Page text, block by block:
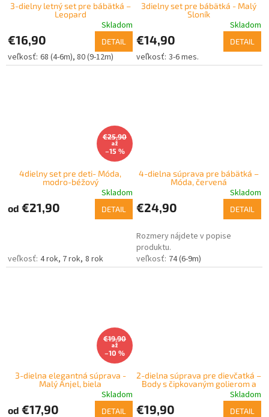
3-dielny letný set pre bábätká –
Leopard
Skladom
€16,90 DETAIL
68 (4-6m) 80 (9-12m)
3dielny set pre bábätká - Malý
Sloník
Skladom
€14,90 DETAIL
3-6 mes.
€25,90
až
–15 %
4dielny set pre deti- Móda,
modro-béžový
Skladom
od €21,90 DETAIL
4 rok 7 rok 8 rok
4-dielna súprava pre bábätká –
Móda, červená
Skladom
€24,90 DETAIL
Rozmery nájdete v popise
produktu.
74 (6-9m)
€19,90
až
–10 %
3-dielna elegantná súprava -
Malý Anjel, biela
Skladom
od €17,90 DETAIL
2-dielna súprava pre dievčatká –
Body s čipkovaným golierom a
šaty
Skladom
€19,90 DETAIL